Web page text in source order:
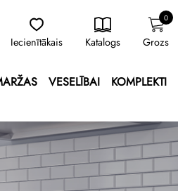
Iecienītākais Katalogs
0
Grozs
VESELĪBAI KOMPLEKTI